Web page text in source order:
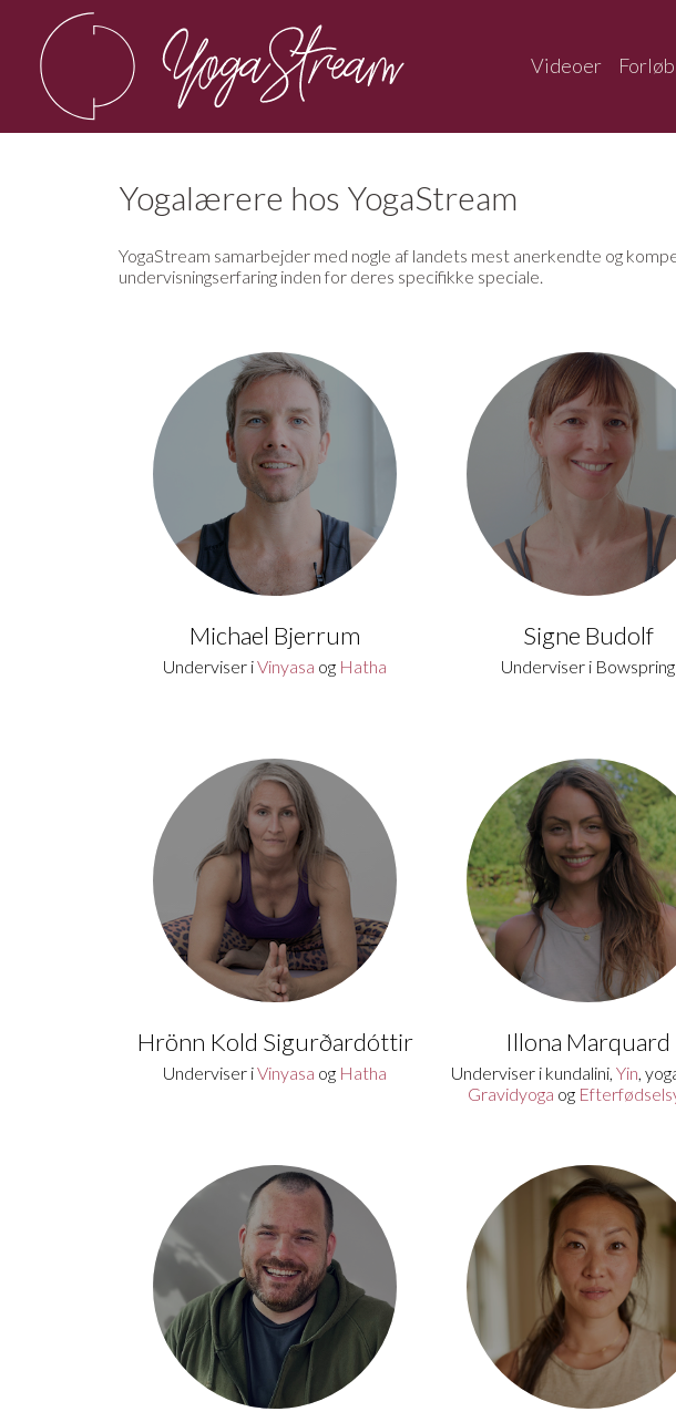
Videoer Forløb
Yogalærere hos YogaStream
YogaStream samarbejder med nogle af landets mest anerkendte og
undervisningserfaring inden for deres specifikke speciale.
Michael Bjerrum
Underviser iVinyasa og Hatha
Signe Budolf
Underviser i Bowspring
Hrönn Kold Sigurðardóttir
Underviser iVinyasa og Hatha
Illona Marquard
Underviser i kundalini,Yin,
Gravidyoga og